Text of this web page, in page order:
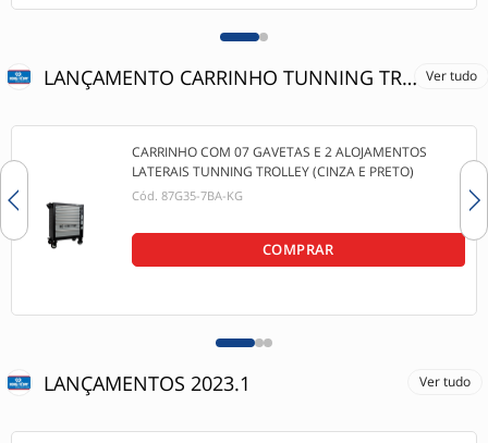
LANÇAMENTO CARRINHO TUNNING TROLLEY Ver tudo
CARRINHO COM 07 GAVETAS E 2 ALOJAMENTOS
LATERAIS TUNNING TROLLEY (CINZA E PRETO)
Cód. 87G35-7BA-KG
COMPRAR
LANÇAMENTOS 2023.1 Ver tudo